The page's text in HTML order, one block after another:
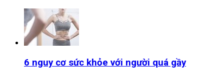
6 nguy cơ sức khỏe với người quá gầy